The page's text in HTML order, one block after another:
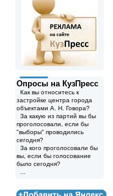
Опросы на КузПресс
Как вы относитесь к
застройке центра города
объектами А. Н. Говора?
За какую из партий вы бы
проголосовали, если бы
"выборы" проводились
сегодня?
За кого проголосовали бы
вы, если бы голосование
было сегодня?